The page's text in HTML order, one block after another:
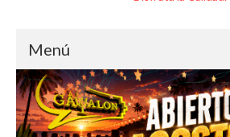
Menú
Inicio
Eventos GÁVALON